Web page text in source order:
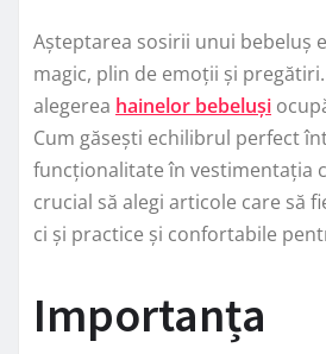
Așteptarea sosirii unui bebeluș
magic, plin de emoții și
alegerea hainelor bebeluși
Cum găsești echilibrul perfect
funcționalitate în vestimentația
crucial să alegi articole care să
ci și practice și confortabile
Importanța